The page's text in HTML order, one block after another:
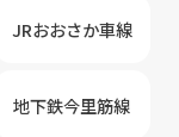
JRおおさか車線
地下鉄今里筋線